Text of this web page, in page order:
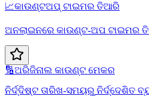
📈କାଉଣ୍ଟଅପ୍ ଟାଇମର ତିଆରି
ଅନଲାଇନରେ କାଉଣ୍ଟ-ଅପ ଟାଇମର
🔢ଅରିଜିନାଲ କାଉଣ୍ଟ ମେକର
ନିର୍ଦ୍ଦିଷ୍ଟ ତାରିଖ-ସମୟରୁ ନିର୍ଦ୍ଦେଶିତ